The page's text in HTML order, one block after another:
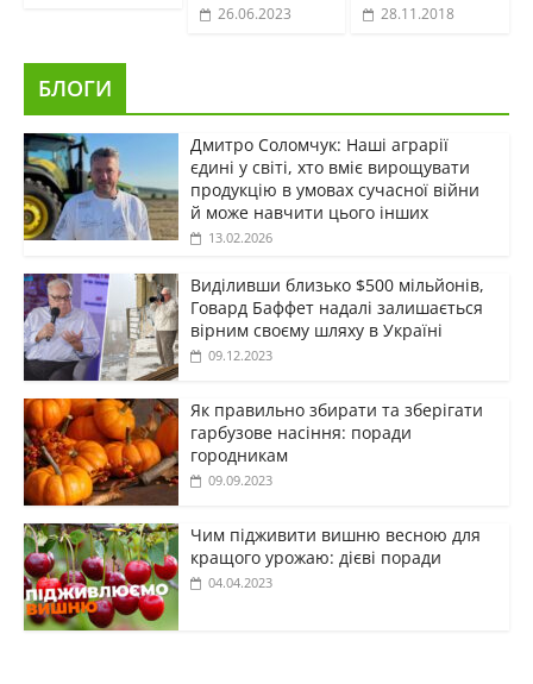
26.06.2023 28.11.2018
БЛОГИ
Дмитро Соломчук: Наші аграрії
єдині у світі, хто вміє вирощувати
продукцію в умовах сучасної війни
й може навчити цього інших
13.02.2026
Виділивши близько $500 мільйонів,
Говард Баффет надалі залишається
вірним своєму шляху в Україні
09.12.2023
Як правильно збирати та зберігати
гарбузове насіння: поради
городникам
09.09.2023
Чим підживити вишню весною для
кращого урожаю: дієві поради
04.04.2023